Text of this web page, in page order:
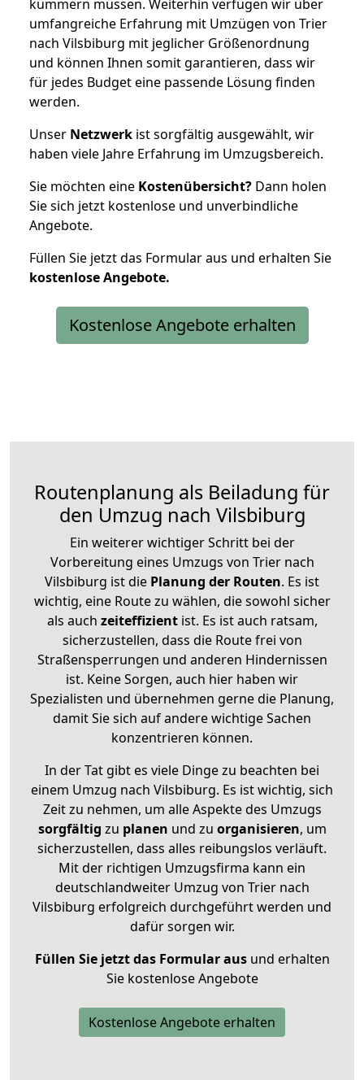
kümmern müssen. Weiterhin verfügen wir über
umfangreiche Erfahrung mit Umzügen von Trier
nach Vilsbiburg mit jeglicher Größenordnung
und können Ihnen somit garantieren, dass wir
für jedes Budget eine passende Lösung finden
werden.
Unser Netzwerk ist sorgfältig ausgewählt, wir
haben viele Jahre Erfahrung im Umzugsbereich.
Sie möchten eine Kostenübersicht? Dann holen
Sie sich jetzt kostenlose und unverbindliche
Angebote.
Füllen Sie jetzt das Formular aus und erhalten Sie
kostenloseAngebote.
Kostenlose Angebote erhalten
Routenplanung als Beiladung für
den Umzug nach Vilsbiburg
Ein weiterer wichtiger Schritt bei der
Vorbereitung eines Umzugs von Trier nach
Vilsbiburg ist die Planung der Routen. Es ist
wichtig, eine Route zu wählen, die sowohl sicher
als auch zeiteffizientist. Es ist auch ratsam,
sicherzustellen, dass die Route frei von
Straßensperrungen und anderen Hindernissen
ist. Keine Sorgen, auch hier haben wir
Spezialisten und übernehmen gerne die Planung,
damit Sie sich auf andere wichtige Sachen
konzentrieren können.
In der Tat gibt es viele Dinge zu beachten bei
einem Umzug nach Vilsbiburg. Es ist wichtig, sich
Zeit zu nehmen, um alle Aspekte des Umzugs
sorgfältig zu planen und zu organisieren, um
sicherzustellen, dass alles reibungslos verläuft.
Mit der richtigen Umzugsfirma kann ein
deutschlandweiter Umzug von Trier nach
Vilsbiburg erfolgreich durchgeführt werden und
dafür sorgen wir.
Füllen Sie jetzt das Formular ausund erhalten
Sie kostenlose Angebote
Kostenlose Angebote erhalten